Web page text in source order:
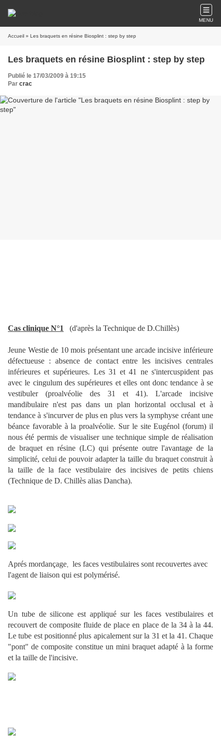
MENU
Accueil » Les braquets en résine Biosplint : step by step
Les braquets en résine Biosplint : step by step
Publié le 17/03/2009 à 19:15
Par crac
Cas clinique N°1 (d'après la Technique de D.Chillès)
Jeune Westie de 10 mois présentant une arcade incisive inférieure
défectueuse : absence de contact entre les incisives centrales
inférieures et supérieures. Les 31 et 41 ne s'intercuspident pas
avec le cingulum des supérieures et elles ont donc tendance à se
vestibuler (proalvéolie des 31 et 41). L'arcade incisive
mandibulaire n'est pas dans un plan horizontal occlusal et à
tendance à s'incurver de plus en plus vers la symphyse créant une
béance favorable à la proalvéolie. Sur le site Eugénol (forum) il
nous été permis de visualiser une technique simple de réalisation
de braquet en résine (LC) qui présente outre l'avantage de la
simplicité, celui de pouvoir adapter la taille du braquet construit à
la taille de la face vestibulaire des incisives de petits chiens
(Technique de D. Chillès alias Dancha).
Aprés mordançage
les faces vestibulaires sont recouvertes avec
l'agent de liaison qui est polymérisé.
Un tube de silicone est appliqué sur les faces vestibulaires et
recouvert de composite fluide de place en place de la 34 à la 44.
Le tube est positionné plus apicalement sur la 31 et la 41. Chaque
"pont" de composite constitue un mini braquet adapté à la forme
et la taille de l'incisive.